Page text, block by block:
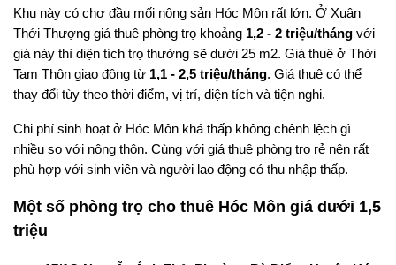
Khu này có chợ đầu mối nông sản Hóc Môn rất lớn. Ở Xuân
Thới Thượng giá thuê phòng trọ khoảng 1,2 - 2 triệu/tháng với
giá này thì diện tích trọ thường sẽ dưới 25 m2. Giá thuê ở Thới
Tam Thôn giao động từ 1,1 - 2,5 triệu/tháng. Giá thuê có thể
thay đổi tùy theo thời điểm, vị trí, diện tích và tiện nghi.
Chi phí sinh hoạt ở Hóc Môn khá thấp không chênh lệch gì
nhiều so với nông thôn. Cùng với giá thuê phòng trọ rẻ nên rất
phù hợp với sinh viên và người lao động có thu nhập thấp.
Một số phòng trọ cho thuê Hóc Môn giá dưới 1,5
triệu